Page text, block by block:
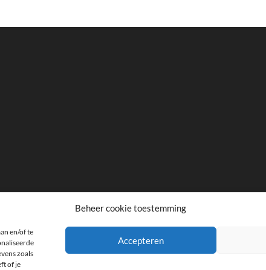
Beheer cookie toestemming
en/of te
zoals
of je
Accepteren
facebooktwitter instagram